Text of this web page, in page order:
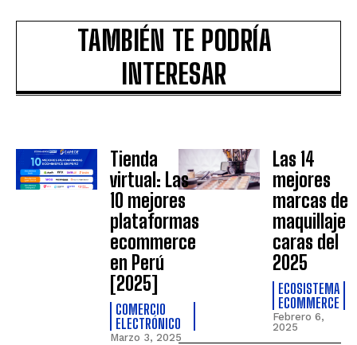
TAMBIÉN TE PODRÍA
INTERESAR
Tienda
virtual: Las
10 mejores
plataformas
ecommerce
en Perú
[2025]
COMERCIO
ELECTRÓNICO
Marzo 3, 2025
Las 14
mejores
marcas de
maquillaje
caras del
2025
ECOSISTEMA
ECOMMERCE
Febrero 6,
2025